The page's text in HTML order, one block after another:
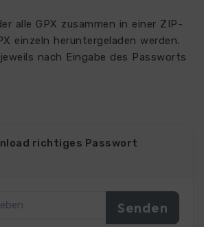
alle GPX zusammen in einer ZIP-
einzeln heruntergeladen werden.
nach Eingabe des Passworts
richtiges Passwort